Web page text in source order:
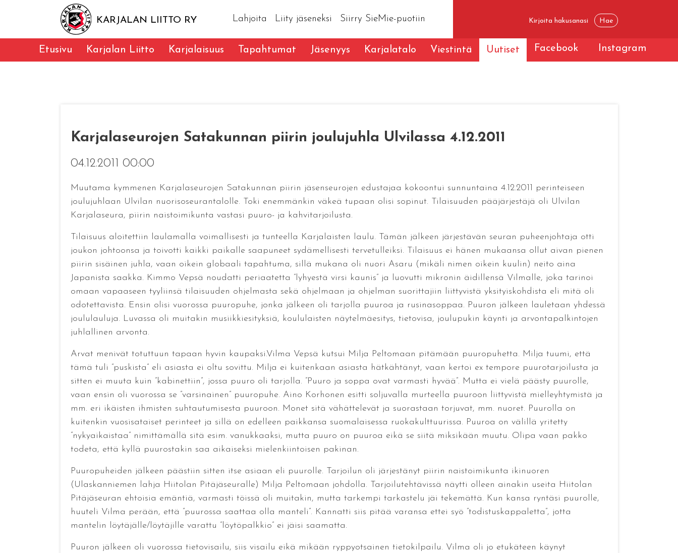
KARJALAN LIITTO RY Lahjoita Liity jäseneksi Siirry SieMie-puotiin
Etusivu Karjalan Liitto Karjalaisuus Tapahtumat Jäsenyys Karjalatalo Viestintä Uutiset Facebook Instagram
Karjalaseurojen Satakunnan piirin joulujuhla Ulvilassa 4.12.2011
04.12.2011 00:00
Muutama kymmenen Karjalaseurojen Satakunnan piirin jäsenseurojen edustajaa kokoontui sunnuntaina 4.12.2011 perinteiseen
joulujuhlaan Ulvilan nuorisoseurantalolle. Toki enemmänkin väkeä tupaan olisi sopinut. Tilaisuuden pääjärjestäjä oli Ulvilan
Karjalaseura, piirin naistoimikunta vastasi puuro- ja kahvitarjoilusta.
Tilaisuus aloitettiin laulamalla voimallisesti ja tunteella Karjalaisten laulu. Tämän jälkeen järjestävän seuran puheenjohtaja otti
joukon johtoonsa ja toivotti kaikki paikalle saapuneet sydämellisesti tervetulleiksi. Tilaisuus ei hänen mukaansa ollut aivan pienen
piirin sisäinen juhla, vaan oikein globaali tapahtuma, sillä mukana oli nuori Asaru (mikäli nimen oikein kuulin) neito aina
Japanista saakka. Kimmo Vepsä noudatti periaatetta ”lyhyestä virsi kaunis” ja luovutti mikronin äidillensä Vilmalle, joka tarinoi
omaan vapaaseen tyyliinsä tilaisuuden ohjelmasta sekä ohjelmaan ja ohjelman suorittajiin liittyvistä yksityiskohdista eli mitä oli
odotettavista. Ensin olisi vuorossa puuropuhe, jonka jälkeen oli tarjolla puuroa ja rusinasoppaa. Puuron jälkeen lauletaan yhdessä
joululauluja. Luvassa oli muitakin musiikkiesityksiä, koululaisten näytelmäesitys, tietovisa, joulupukin käynti ja arvontapalkintojen
juhlallinen arvonta.
Arvat menivät totuttuun tapaan hyvin kaupaksi.Vilma Vepsä kutsui Milja Peltomaan pitämään puuropuhetta. Milja tuumi, että
tämä tuli ”puskista” eli asiasta ei oltu sovittu. Milja ei kuitenkaan asiasta hätkähtänyt, vaan kertoi ex tempore puurotarjoilusta ja
sitten ei muuta kuin ”kabinettiin”, jossa puuro oli tarjolla. ”Puuro ja soppa ovat varmasti hyvää”. Mutta ei vielä päästy puurolle,
vaan ensin oli vuorossa se ”varsinainen” puuropuhe. Aino Korhonen esitti soljuvalla murteella puuroon liittyvistä mielleyhtymistä ja
mm. eri ikäisten ihmisten suhtautumisesta puuroon. Monet sitä vähättelevät ja suorastaan torjuvat, mm. nuoret. Puurolla on
kuitenkin vuosisataiset perinteet ja sillä on edelleen paikkansa suomalaisessa ruokakulttuurissa. Puuroa on välillä yritetty
”nykyaikaistaa” nimittämällä sitä esim. vanukkaaksi, mutta puuro on puuroa eikä se siitä miksikään muutu. Olipa vaan pakko
todeta, että kyllä puurostakin saa aikaiseksi mielenkiintoisen pakinan.
Puuropuheiden jälkeen päästiin sitten itse asiaan eli puurolle. Tarjoilun oli järjestänyt piirin naistoimikunta ikinuoren
(Ulaskanniemen lahja Hiitolan Pitäjäseuralle) Milja Peltomaan johdolla. Tarjoilutehtävissä näytti olleen ainakin useita Hiitolan
Pitäjäseuran ehtoisia emäntiä, varmasti töissä oli muitakin, mutta tarkempi tarkastelu jäi tekemättä. Kun kansa ryntäsi puurolle,
huuteli Vilma perään, että ”puurossa saattaa olla manteli”. Kannatti siis pitää varansa ettei syö ”todistuskappaletta”, jotta
mantelin löytäjälle/löytäjille varattu ”löytöpalkkio” ei jäisi saamatta.
Puuron jälkeen oli vuorossa tietovisailu, siis visailu eikä mikään ryppyotsainen tietokilpailu. Vilma oli jo etukäteen käynyt